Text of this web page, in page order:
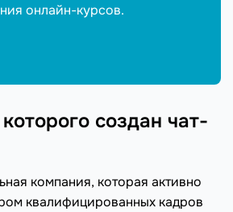
онлайн-курсов.
создан чат-
компания, которая активно
квалифицированных кадров